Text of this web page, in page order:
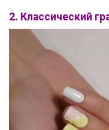
2. Классический